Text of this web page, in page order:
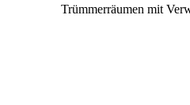
Trümmerräumen mit